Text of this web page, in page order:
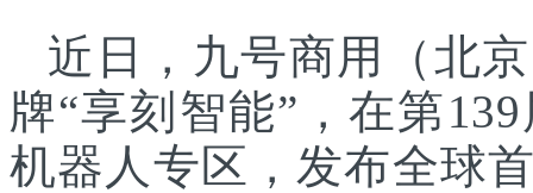
近日，九号商用（北
牌“享刻智能”，在第
机器人专区，发布全球